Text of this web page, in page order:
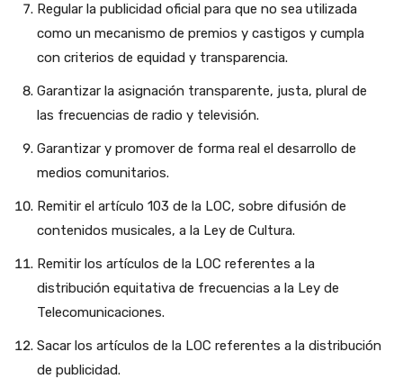
Regular la publicidad oficial para que no sea utilizada
como un mecanismo de premios y castigos y cumpla
con criterios de equidad y transparencia.
Garantizar la asignación transparente, justa, plural de
las frecuencias de radio y televisión.
Garantizar y promover de forma real el desarrollo de
medios comunitarios.
Remitir el artículo 103 de la LOC, sobre difusión de
contenidos musicales, a la Ley de Cultura.
Remitir los artículos de la LOC referentes a la
distribución equitativa de frecuencias a la Ley de
Telecomunicaciones.
Sacar los artículos de la LOC referentes a la distribución
de publicidad.